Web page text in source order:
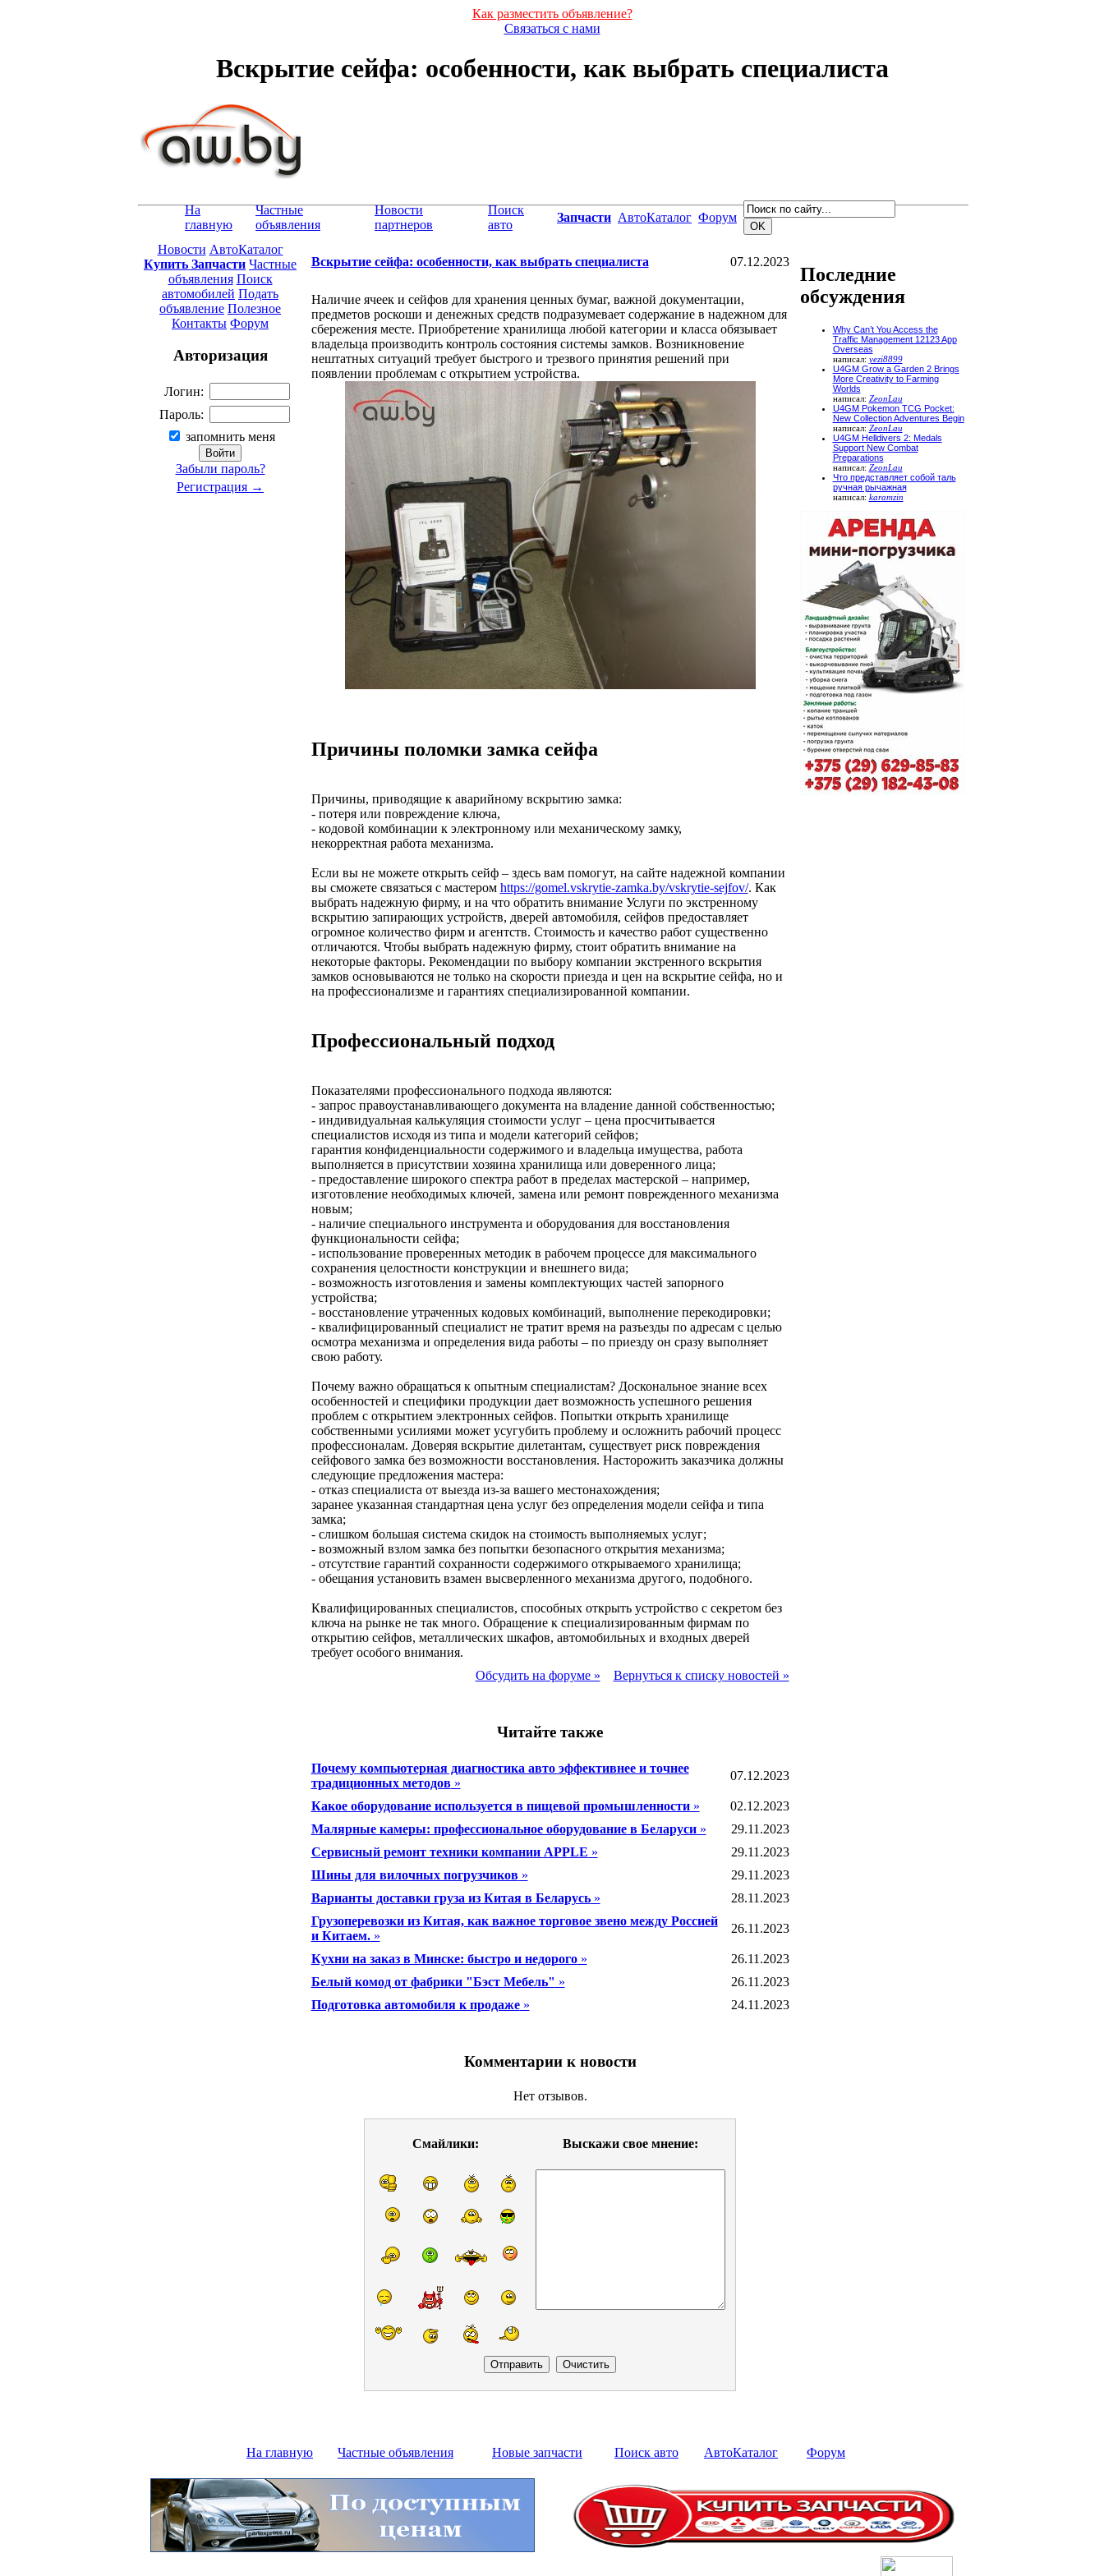
Как разместить объявление?
Связаться с нами
Вскрытие сейфа: особенности, как выбрать специалиста
На
главную
Частные
объявления
Новости
партнеров
Поиск
авто
Запчасти АвтоКаталог Форум
Новости АвтоКаталог
Купить Запчасти Частные
объявления Поиск
автомобилей Подать
объявление Полезное
Контакты Форум
Авторизация
Логин:
Пароль:
запомнить меня
Забыли пароль?
Регистрация →
Вскрытие сейфа: особенности, как выбрать специалиста 07.12.2023
Наличие ячеек и сейфов для хранения ценных бумаг, важной документации,
предметов роскоши и денежных средств подразумевает содержание в надежном для
сбережения месте. Приобретение хранилища любой категории и класса обязывает
владельца производить контроль состояния системы замков. Возникновение
нештатных ситуаций требует быстрого и трезвого принятия решений при
появлении проблемам с открытием устройства.
Причины поломки замка сейфа
Причины, приводящие к аварийному вскрытию замка:
- потеря или повреждение ключа,
- кодовой комбинации к электронному или механическому замку,
некорректная работа механизма.
Если вы не можете открыть сейф – здесь вам помогут, на сайте надежной компании
вы сможете связаться с мастером https://gomel.vskrytie-zamka.by/vskrytie-sejfov/. Как
выбрать надежную фирму, и на что обратить внимание Услуги по экстренному
вскрытию запирающих устройств, дверей автомобиля, сейфов предоставляет
огромное количество фирм и агентств. Стоимость и качество работ существенно
отличаются. Чтобы выбрать надежную фирму, стоит обратить внимание на
некоторые факторы. Рекомендации по выбору компании экстренного вскрытия
замков основываются не только на скорости приезда и цен на вскрытие сейфа, но и
на профессионализме и гарантиях специализированной компании.
Профессиональный подход
Показателями профессионального подхода являются:
- запрос правоустанавливающего документа на владение данной собственностью;
- индивидуальная калькуляция стоимости услуг – цена просчитывается
специалистов исходя из типа и модели категорий сейфов;
гарантия конфиденциальности содержимого и владельца имущества, работа
выполняется в присутствии хозяина хранилища или доверенного лица;
- предоставление широкого спектра работ в пределах мастерской – например,
изготовление необходимых ключей, замена или ремонт поврежденного механизма
новым;
- наличие специального инструмента и оборудования для восстановления
функциональности сейфа;
- использование проверенных методик в рабочем процессе для максимального
сохранения целостности конструкции и внешнего вида;
- возможность изготовления и замены комплектующих частей запорного
устройства;
- восстановление утраченных кодовых комбинаций, выполнение перекодировки;
- квалифицированный специалист не тратит время на разъезды по адресам с целью
осмотра механизма и определения вида работы – по приезду он сразу выполняет
свою работу.
Почему важно обращаться к опытным специалистам? Доскональное знание всех
особенностей и специфики продукции дает возможность успешного решения
проблем с открытием электронных сейфов. Попытки открыть хранилище
собственными усилиями может усугубить проблему и осложнить рабочий процесс
профессионалам. Доверяя вскрытие дилетантам, существует риск повреждения
сейфового замка без возможности восстановления. Насторожить заказчика должны
следующие предложения мастера:
- отказ специалиста от выезда из-за вашего местонахождения;
заранее указанная стандартная цена услуг без определения модели сейфа и типа
замка;
- слишком большая система скидок на стоимость выполняемых услуг;
- возможный взлом замка без попытки безопасного открытия механизма;
- отсутствие гарантий сохранности содержимого открываемого хранилища;
- обещания установить взамен высверленного механизма другого, подобного.
Квалифицированных специалистов, способных открыть устройство с секретом без
ключа на рынке не так много. Обращение к специализированным фирмам по
открытию сейфов, металлических шкафов, автомобильных и входных дверей
требует особого внимания.
Обсудить на форуме »
Вернуться к списку новостей »
Читайте также
Почему компьютерная диагностика авто эффективнее и точнее
традиционных методов»
07.12.2023
Какое оборудование используется в пищевой промышленности»
02.12.2023
Малярные камеры: профессиональное оборудование в Беларуси»
29.11.2023
Сервисный ремонт техники компании APPLE »
29.11.2023
Шины для вилочных погрузчиков»
29.11.2023
Варианты доставки груза из Китая в Беларусь»
28.11.2023
Грузоперевозки из Китая, как важное торговое звено между Россией
и Китаем.»
26.11.2023
Кухни на заказ в Минске: быстро и недорого»
26.11.2023
Белый комод от фабрики "Бэст Мебель" »
26.11.2023
Подготовка автомобиля к продаже» 24.11.2023
Комментарии к новости
Нет отзывов.
Смайлики: Выскажи свое мнение:
Последние
обсуждения
Why Can’t You Access the
Traffic Management 12123 App
Overseas
написал: yezi8899
U4GM Grow a Garden 2 Brings
More Creativity to Farming
Worlds
написал: ZeonLau
U4GM Pokemon TCG Pocket:
New Collection Adventures Begin
написал: ZeonLau
U4GM Helldivers 2: Medals
Support New Combat
Preparations
написал: ZeonLau
Что представляет собой таль
ручная рычажная
написал: karamzin
На главную Частные объявления Новые запчасти Поиск авто АвтоКаталог Форум